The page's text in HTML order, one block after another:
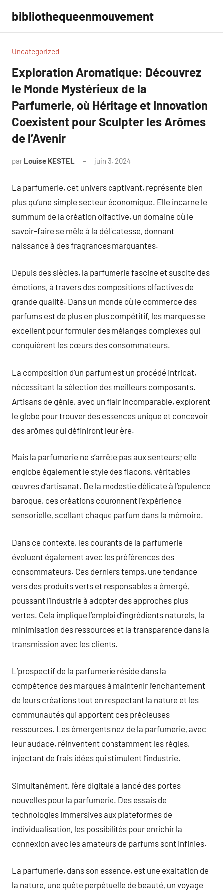
contenu
bibliothequeenmouvement
Uncategorized
Exploration Aromatique: Découvrez
le Monde Mystérieux de la
Parfumerie, où Héritage et Innovation
Coexistent pour Sculpter les Arômes
de l’Avenir
par Louise KESTEL juin 3, 2024
La parfumerie, cet univers captivant, représente bien
plus qu’une simple secteur économique. Elle incarne le
summum de la création olfactive, un domaine où le
savoir-faire se mêle à la délicatesse, donnant
naissance à des fragrances marquantes.
Depuis des siècles, la parfumerie fascine et suscite des
émotions, à travers des compositions olfactives de
grande qualité. Dans un monde où le commerce des
parfums est de plus en plus compétitif, les marques se
excellent pour formuler des mélanges complexes qui
conquièrent les cœurs des consommateurs.
La composition d’un parfum est un procédé intricat,
nécessitant la sélection des meilleurs composants.
Artisans de génie, avec un flair incomparable, explorent
le globe pour trouver des essences unique et concevoir
des arômes qui définiront leur ère.
Mais la parfumerie ne s’arrête pas aux senteurs; elle
englobe également le style des flacons, véritables
œuvres d’artisanat. De la modestie délicate à l’opulence
baroque, ces créations couronnent l’expérience
sensorielle, scellant chaque parfum dans la mémoire.
Dans ce contexte, les courants de la parfumerie
évoluent également avec les préférences des
consommateurs. Ces derniers temps, une tendance
vers des produits verts et responsables a émergé,
poussant l’industrie à adopter des approches plus
vertes. Cela implique l’emploi d’ingrédients naturels, la
minimisation des ressources et la transparence dans la
transmission avec les clients.
L’prospectif de la parfumerie réside dans la
compétence des marques à maintenir l’enchantement
de leurs créations tout en respectant la nature et les
communautés qui apportent ces précieuses
ressources. Les émergents nez de la parfumerie, avec
leur audace, réinventent constamment les règles,
injectant de frais idées qui stimulent l’industrie.
Simultanément, l’ère digitale a lancé des portes
nouvelles pour la parfumerie. Des essais de
technologies immersives aux plateformes de
individualisation, les possibilités pour enrichir la
connexion avec les amateurs de parfums sont infinies.
La parfumerie, dans son essence, est une exaltation de
la nature, une quête perpétuelle de beauté, un voyage